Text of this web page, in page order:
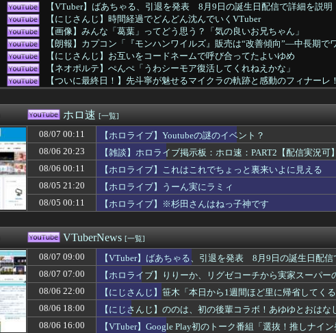
【VTuber】ばあちゃる、引退を発表 8月9日の誕生日配信で詳細を説明
【にじさんじ】時間経過でどんどん沈んでいくVTuber
【画像】みんな「葛葉」ってどう思う？「気の良いお兄ちゃん」
【朗報】カプコン「『モンハンワイルズ』販売は“改善傾向”―中長期で
【にじさんじ】お互いをコードネームで呼び合ってたよいゆめ
【ネオポルテ】ぺんぺ「うわシーモア復活してくれねえかな」
【ついに最終日！】先斗寧が魅せるマイクラの軌跡と感動のフィナーレ！
【ホロライブ】りりーか、リグゼコーチから実家スーパーのフルーツ盛
【VCR RUST】キレまくるジャックナイフ一ノ瀬うるはｗｗｗ
【8月7日発売決定】待望の新作がついに登場！ホロライブメンバーたち
ミノルのRUST配信見てたけど、マジでたいじリスナー民度低すぎだろ…
【にじさんじ】スプラトゥーンレイダースの本編そっちのけで極悪ミニ
【頑張てnoelを隠した】さくらみこ：水着ガチャコンプでホロライブドリ
もこうのKICK・Youtube配信にもNightbotみたいなコメント制御ツ...
【VCR RUST】葛葉達：7日目｜あまりに生々しすぎる陰キャムーブでギ
【画像】一番手Vグループはマジでこういう男とのコラボも解禁したほう
はじめしゃちょーですら英語で日常会話が出来るのにお前らときたら
超人気Vチューバーのはちみつパン一部店舗だけなのか…絶望した
【にじさんじ】笹木、1週間ほど里に帰省
【ぶいすぽ】でかい
【ホロライブ】Youtubeの謎のイベント？
【にじさんじ】笹木「本日から1週間ほど里に帰省してくるやよ～。久
【ホロライブ】大塚製薬にはびぶー好きがいるに違いない
【ホロライブ】ホロドリ夏イベ第二弾『シンクロする夏のスパークル』
【雑談】ホロライブ掲示板：ホロ速：PART2【配信実況可】
ホロ速 [一覧]
08/07 00:11
【ホロライブ】Youtubeの謎のイベント？
08/06 20:23
【雑談】ホロライブ掲示板：ホロ速：PART2【配信実況可】
08/06 00:11
【ホロライブ】これはこれでちょっと裏来いよに見える
08/05 21:20
【ホロライブ】うーん実にラミィ
08/05 00:11
【ホロライブ】※杉田さんはねっ子神です
VTuberNews [一覧]
08/07 09:00
【VTuber】ばあちゃる、引退を発表 8月9日の誕生日配
【8/9(日)15:00】
08/07 07:00
【ホロライブ】りりーか、リグゼコーチから実家スーパ
～い」
08/06 22:00
【にじさんじ】笹木「本日から1週間ほど里に帰省してく
08/06 18:00
【にじさんじ】ののは、初の後輩コラボ！あゆゆとおは
08/06 16:00
【VTuber】Google Play初のトーク番組「選抜！推しナイ